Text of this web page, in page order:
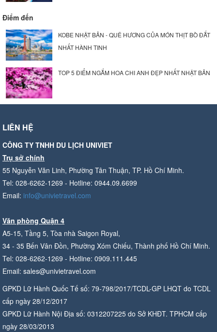
Điểm đến
KOBE NHẬT BẢN - QUÊ HƯƠNG CỦA MÓN THỊT BÒ ĐẮT
NHẤT HÀNH TINH
TOP 5 ĐIỂM NGẮM HOA CHI ANH ĐẸP NHẤT NHẬT BẢN
LIÊN HỆ
CÔNG TY TNHH DU LỊCH UNIVIET
Trụ sở chính
55 Nguyễn Văn Linh, Phường Tân Thuận, TP. Hồ Chí Minh.
Tel: 028-6262-1269 - Hotline: 0944.09.6699
Email: info@univietravel.com
Văn phòng Quận 4
A5-15, Tầng 5, Tòa nhà Saigon Royal,
34 - 35 Bến Vân Đồn, Phường Xóm Chiếu, Thành phố Hồ Chí Minh.
Tel: 028-6262-1269 - Hotline: 0909.111.445
Email: sales@univietravel.com
GPKD Lữ Hành Quốc Tế số: 79-798/2017/TCDL-GP LHQT do TCDL
cấp ngày 28/12/2017
GPKD Lữ Hành Nội Địa số: 0312207225 do Sở KHĐT. TPHCM cấp
ngày 28/03/2013